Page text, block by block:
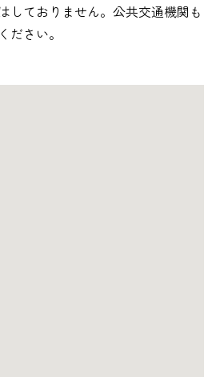
しておりません。公共交通機関も
ださい。